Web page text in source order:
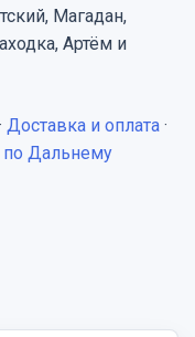
Магадан,
Артём и
· Доставка и оплата ·
по Дальнему